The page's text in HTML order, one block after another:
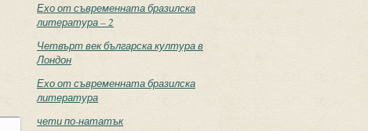
Ехо от съвременната бразилска
литература – 2
Четвърт век българска култура в
Лондон
Ехо от съвременната бразилска
литература
чети по-нататък